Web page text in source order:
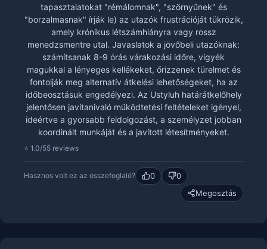
tapasztalatokat "rémálomnak", "szörnyűnek" és
"borzalmasnak" írják le) az utazók frustrációját tükrözik,
amely krónikus létszámhiányra vagy rossz
menedzsmentre utal. Javaslatok a jövőbeli utazóknak:
számítsanak 8-9 órás várakozási időre, vigyék
magukkal a lényeges kellékeket, őrizzenek türelmet és
fontolják meg alternatív átkelési lehetőségeket, ha az
időbeosztásuk engedélyezi. Az Ustyluh határátkelőhely
jelentősen javítanivaló működtetési feltételeket igényel,
ideértve a gyorsabb feldolgozást, a személyzet jobban
koordinált munkáját és a javított létesítményeket.
⭐ 1.0/55 reviews
Hasznos volt ez az összefoglaló? 0
0
Megosztás